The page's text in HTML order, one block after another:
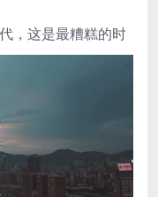
，这是最糟糕的时